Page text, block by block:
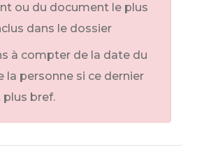
ou du document le plus
dans le dossier
à compter de la date du
la personne si ce dernier
plus bref.